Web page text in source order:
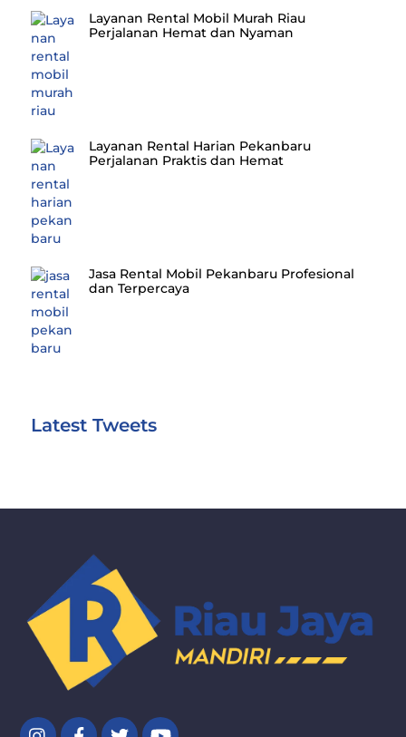
Layanan Rental Mobil Murah Riau
Perjalanan Hemat dan Nyaman
Layanan Rental Harian Pekanbaru
Perjalanan Praktis dan Hemat
Jasa Rental Mobil Pekanbaru Profesional
dan Terpercaya
Latest Tweets